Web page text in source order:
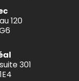
120
301